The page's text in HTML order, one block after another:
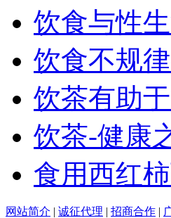
饮食与性
饮食不规
饮茶有助于
饮茶-健康
食用西红
网站简介 | 诚征代理 | 招商合作 |